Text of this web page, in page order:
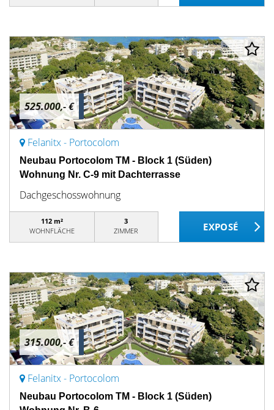
525.000,- €
Felanitx - Portocolom
Neubau Portocolom TM - Block 1 (Süden)
Wohnung Nr. C-9 mit Dachterrasse
Dachgeschosswohnung
112 m²
WOHNFLÄCHE
3
ZIMMER
315.000,- €
Felanitx - Portocolom
Neubau Portocolom TM - Block 1 (Süden)